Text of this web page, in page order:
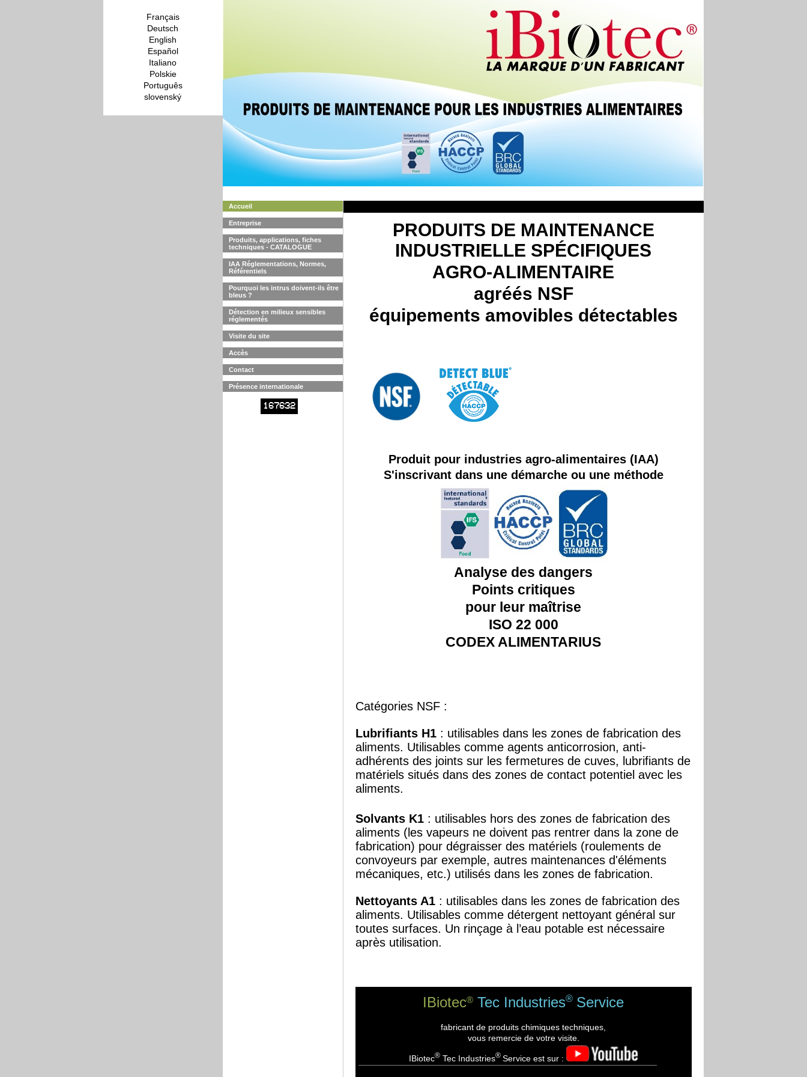
Français
Deutsch
English
Español
Italiano
Polskie
Português
slovenský
Accueil
Entreprise
Produits, applications, fiches
techniques - CATALOGUE
IAA Réglementations, Normes,
Référentiels
Pourquoi les intrus doivent-ils être
bleus ?
Détection en milieux sensibles
réglementés
Visite du site
Accès
Contact
Présence internationale
167632
PRODUITS DE MAINTENANCE
INDUSTRIELLE SPÉCIFIQUES
AGRO-ALIMENTAIRE
agréés NSF
équipements amovibles détectables
Produit pour industries agro-alimentaires (IAA)
S'inscrivant dans une démarche ou une méthode
Analyse des dangers
Points critiques
pour leur maîtrise
ISO 22 000
CODEX ALIMENTARIUS
Catégories NSF :
Lubrifiants H1: utilisables dans les zones de fabrication des
aliments. Utilisables comme agents anticorrosion, anti-
adhérents des joints sur les fermetures de cuves, lubrifiants de
matériels situés dans des zones de contact potentiel avec les
aliments.
Solvants K1: utilisables hors des zones de fabrication des
aliments (les vapeurs ne doivent pas rentrer dans la zone de
fabrication) pour dégraisser des matériels (roulements de
convoyeurs par exemple, autres maintenances d'éléments
mécaniques, etc.) utilisés dans les zones de fabrication.
Nettoyants A1: utilisables dans les zones de fabrication des
aliments. Utilisables comme détergent nettoyant général sur
toutes surfaces. Un rinçage à l’eau potable est nécessaire
après utilisation.
IBiotec® Tec Industries® Service
fabricant de produits chimiques techniques,
vous remercie de votre visite.
IBiotec®Tec Industries® Service est sur :